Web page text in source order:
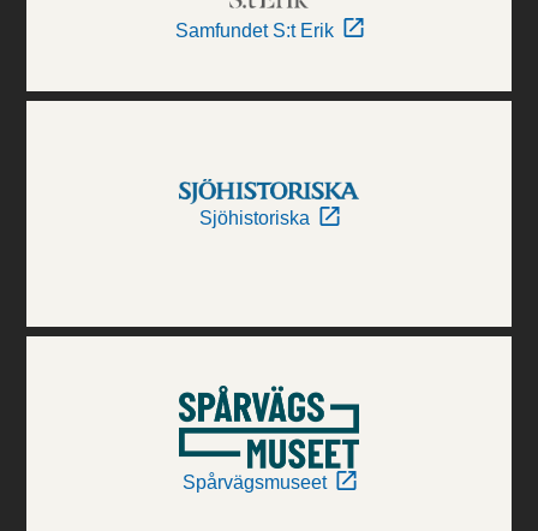
Samfundet S:t Erik
Sjöhistoriska
Spårvägsmuseet